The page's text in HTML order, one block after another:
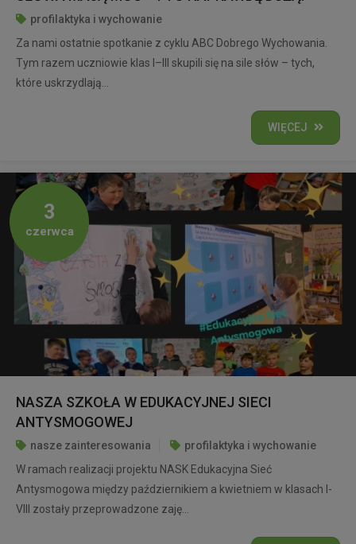
profilaktyka i wychowanie
Za nami ostatnie spotkanie z cyklu ABC Dobrego Wychowania.
Tym razem uczniowie klas I–III skupili się na sile słów – tych,
które uskrzydlają...
WIĘCEJ
3
czerwca
NASZA SZKOŁA W EDUKACYJNEJ SIECI
ANTYSMOGOWEJ
nasze zainteresowania
profilaktyka i wychowanie
W ramach realizacji projektu NASK Edukacyjna Sieć
Antysmogowa między październikiem a kwietniem w klasach I-
VIII zostały przeprowadzone zaję...